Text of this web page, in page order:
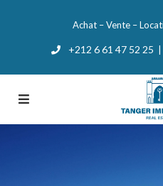
Achat – Vente –
+212 6 61 47 52 25